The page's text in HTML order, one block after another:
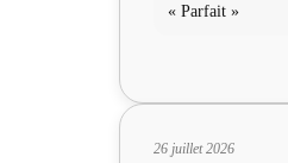
« Parfait »
26 juillet 2026